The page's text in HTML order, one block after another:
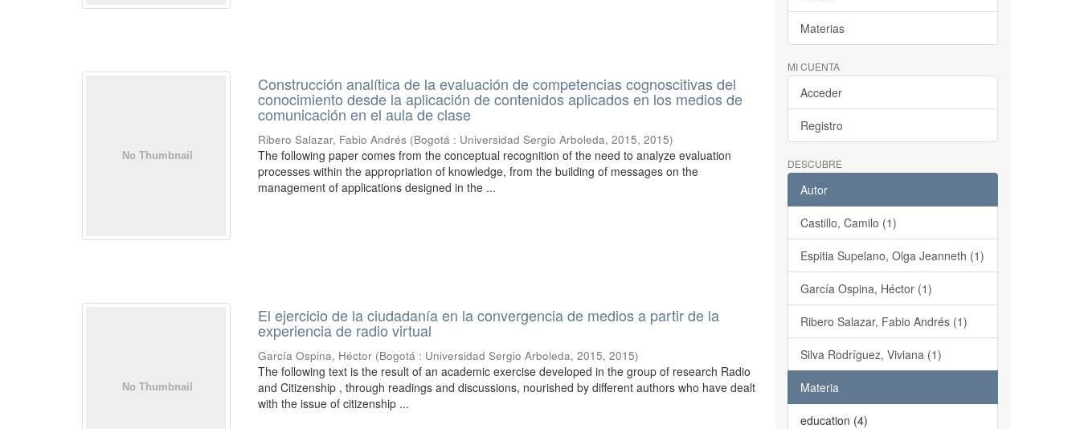
Construcción analítica de la evaluación de competencias cognoscitivas del
conocimiento desde la aplicación de contenidos aplicados en los medios de
comunicación en el aula de clase
Ribero Salazar, Fabio Andrés (Bogotá : Universidad Sergio Arboleda, 2015,2015)
The following paper comes from the conceptual recognition of the need to analyze evaluation
processes within the appropriation of knowledge, from the building of messages on the
management of applications designed in the ...
El ejercicio de la ciudadanía en la convergencia de medios a partir de la
experiencia de radio virtual
García Ospina, Héctor (Bogotá : Universidad Sergio Arboleda, 2015,2015)
The following text is the result of an academic exercise developed in the group of research Radio
and Citizenship , through readings and discussions, nourished by different authors who have dealt
with the issue of citizenship ...
Materias
MI CUENTA
Acceder
Registro
DESCUBRE
Autor
Castillo, Camilo (1)
Espitia Supelano, Olga Jeanneth (1)
García Ospina, Héctor (1)
Ribero Salazar, Fabio Andrés (1)
Silva Rodríguez, Viviana (1)
Materia
education (4)